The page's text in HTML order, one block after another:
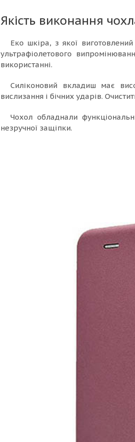
Якість виконання
Еко шкіра, з якої
ультрафіолетового
використанні.
Силіконовий вкладиш має
вислизання і бічних ударів.
Чохол обладнали
незручної защіпки.